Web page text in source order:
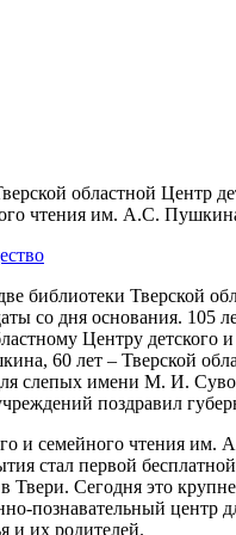
областной Центр
чтения им. А.С.
библиотеки Тверской
со дня основания. 105
Центру детского
60 лет – Тверской
слепых имени М. И.
поздравил
и семейного чтения им.
стал первой
Твери. Сегодня это
познавательный центр
и их родителей.